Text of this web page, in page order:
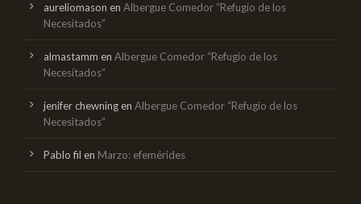
aureliomason en Albergue Comedor “Refugio de los
Necesitados”
almastamm en Albergue Comedor “Refugio de los
Necesitados”
jenifer chewningen Albergue Comedor “Refugio de los
Necesitados”
Pablo fil en Marzo: efemérides